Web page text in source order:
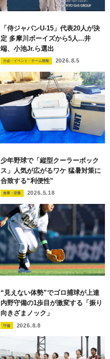
「侍ジャパンU-15」代表20人が決
定 多摩川ボーイズから5人...井
端、小池Jr.ら選出
大会・イベント・チーム情報 2026.8.5
少年野球で「縦型クーラーボック
ス」人気が広がるワケ 猛暑対策に
合致する“利便性”
食事・栄養 2026.5.18
“見えない体勢”でゴロ捕球が上達
内野守備の1歩目が激変する「振り
向きざまノック」
守備 2026.8.8